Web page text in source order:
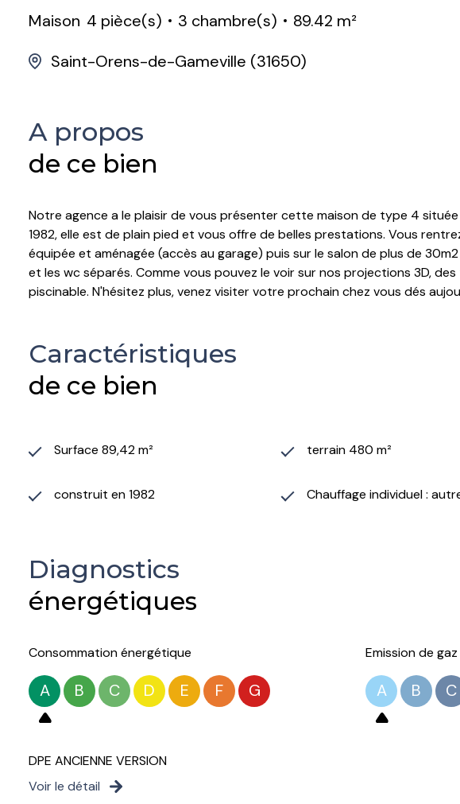
Maison 4 pièce(s) 3 chambre(s)
89.42 m²
Saint-Orens-de-Gameville (31650)
A propos
de ce bien
Notre agence a le plaisir de vous présenter cette maison de type 4
1982, elle est de plain pied et vous offre de belles prestations. Vous
équipée et aménagée (accès au garage) puis sur le salon de plus de
et les wc séparés. Comme vous pouvez le voir sur nos projections 3D,
piscinable. N'hésitez plus, venez visiter votre prochain chez vous dés
Caractéristiques
de ce bien
Surface 89,42 m² terrain 480 m²
construit en 1982 Chauffage individuel :
Diagnostics
énergétiques
Consommation énergétique
A B C D E F G
Emission de
A B C
DPE ANCIENNE VERSION
Voir le détail